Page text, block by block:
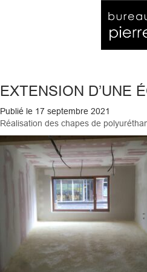
EXTENSION D’UNE
Publié le 17 septembre 2021
Réalisation des chapes de